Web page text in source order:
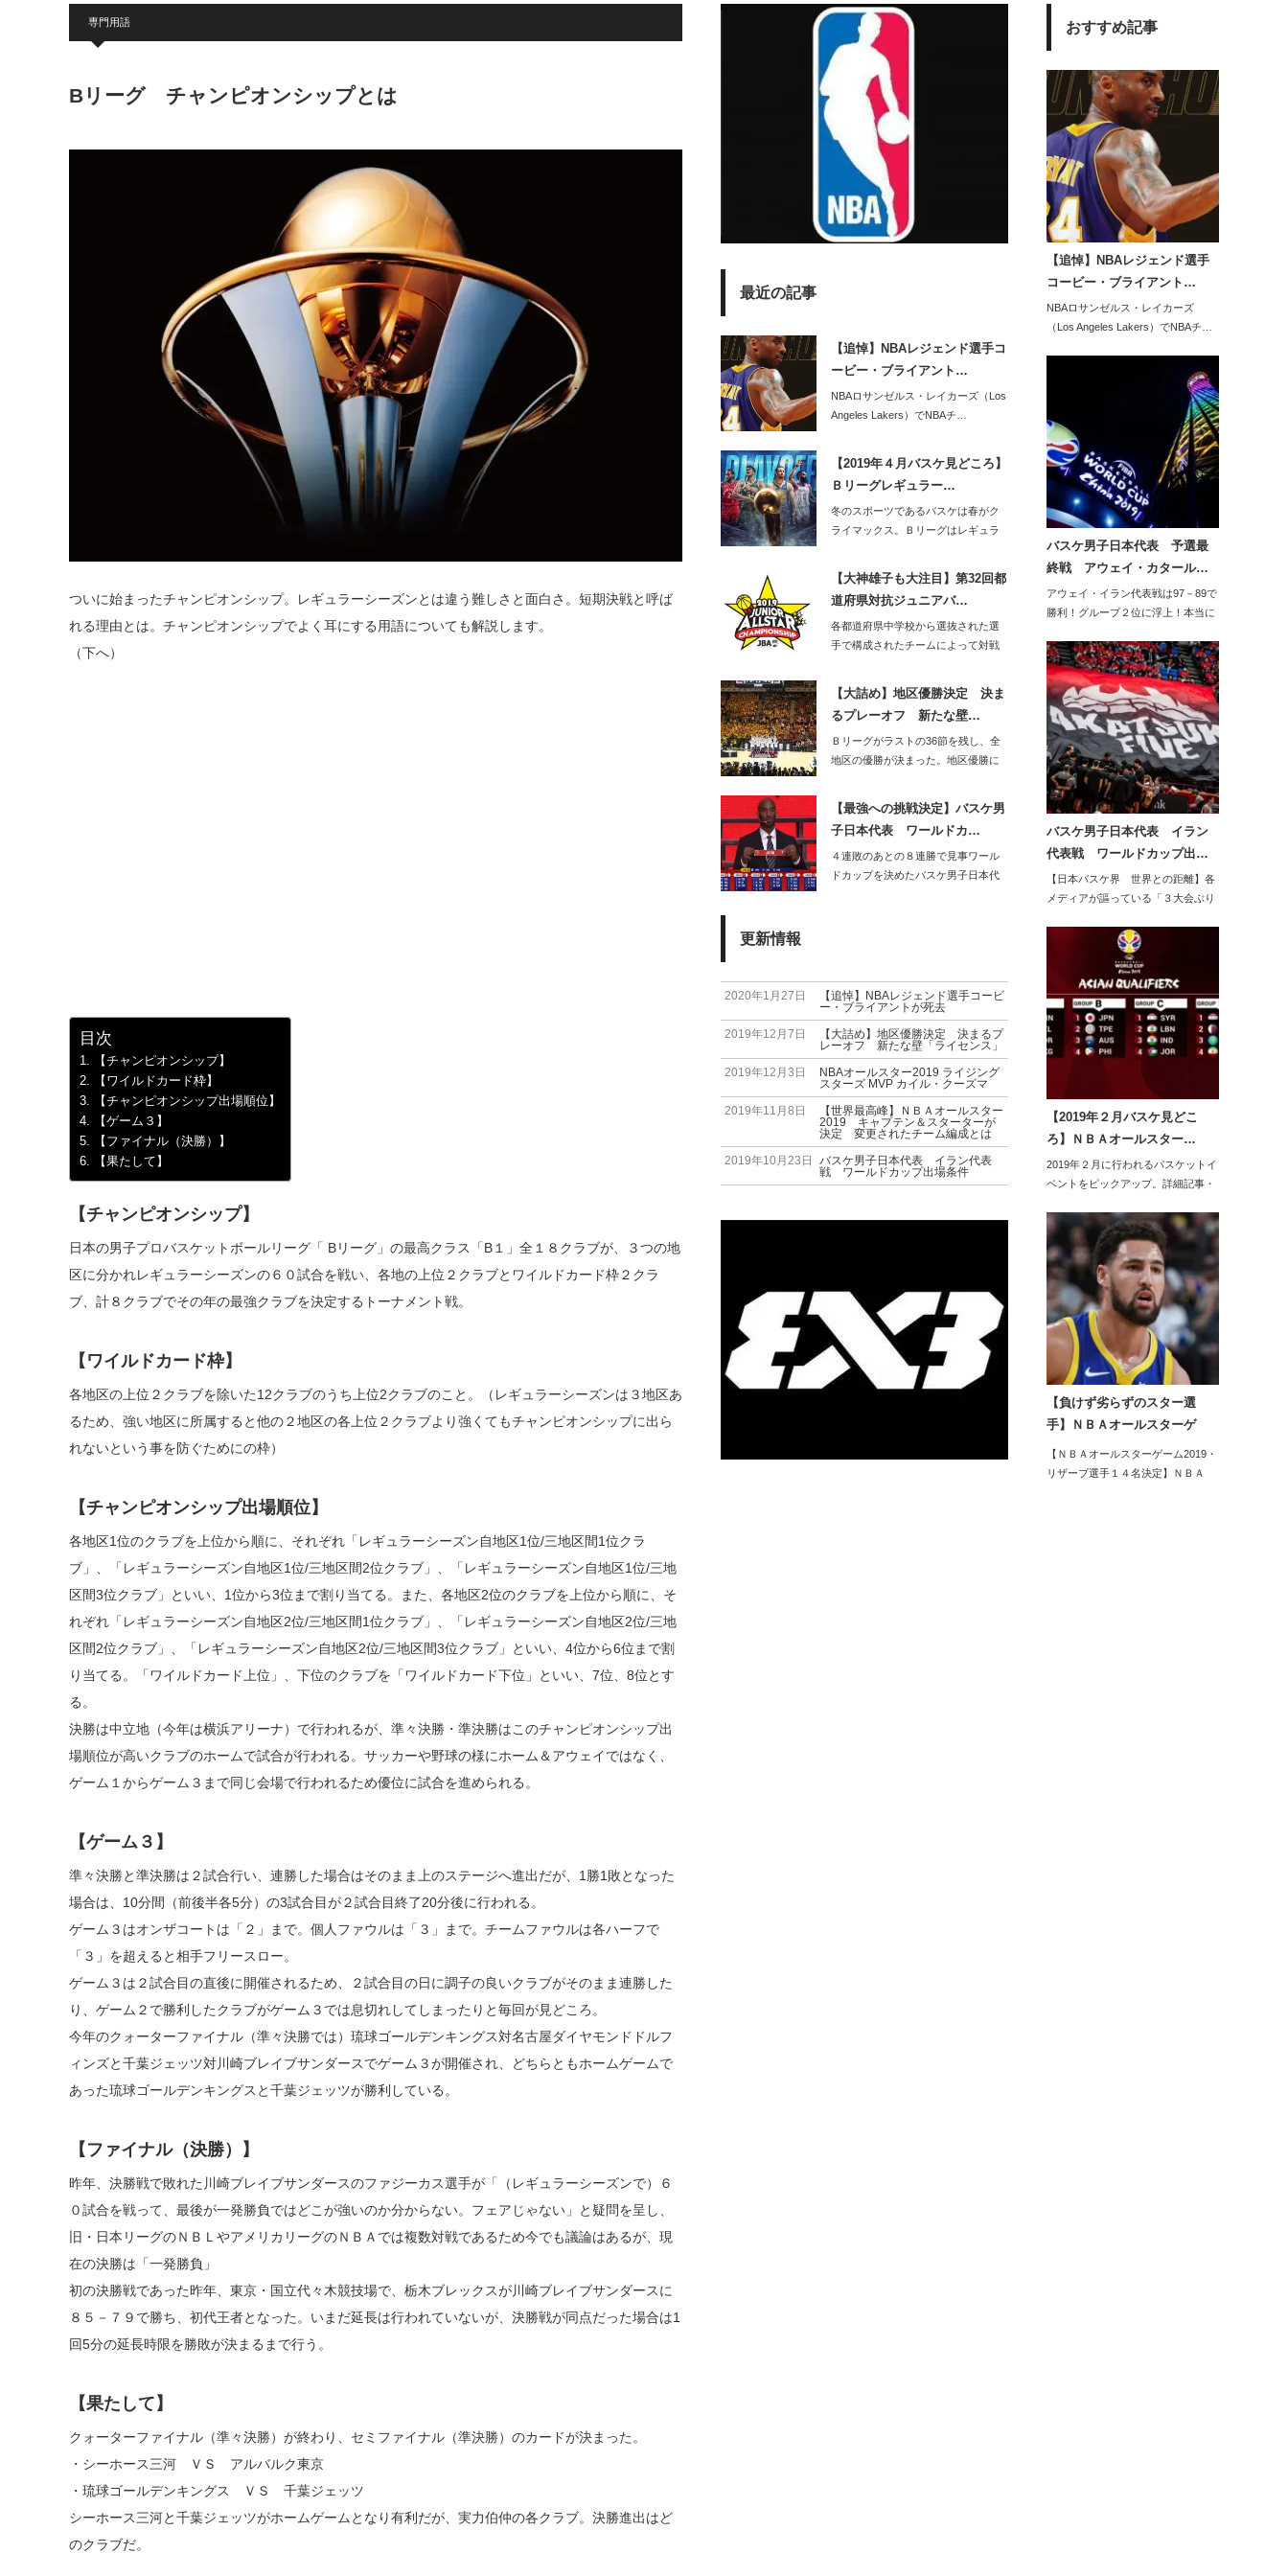
専門用語
Bリーグ チャンピオンシップとは
ついに始まったチャンピオンシップ。レギュラーシーズンとは違う難しさと面白さ。短期決戦と呼ば
れる理由とは。チャンピオンシップでよく耳にする用語についても解説します。
（下へ）
目次
【チャンピオンシップ】
【ワイルドカード枠】
【チャンピオンシップ出場順位】
【ゲーム３】
【ファイナル（決勝）】
【果たして】
【チャンピオンシップ】
日本の男子プロバスケットボールリーグ「 Bリーグ」の最高クラス「B１」全１８クラブが、３つの地
区に分かれレギュラーシーズンの６０試合を戦い、各地の上位２クラブとワイルドカード枠２クラ
ブ、計８クラブでその年の最強クラブを決定するトーナメント戦。
【ワイルドカード枠】
各地区の上位２クラブを除いた12クラブのうち上位2クラブのこと。（レギュラーシーズンは３地区あ
るため、強い地区に所属すると他の２地区の各上位２クラブより強くてもチャンピオンシップに出ら
れないという事を防ぐためにの枠）
【チャンピオンシップ出場順位】
各地区1位のクラブを上位から順に、それぞれ「レギュラーシーズン自地区1位/三地区間1位クラ
ブ」、「レギュラーシーズン自地区1位/三地区間2位クラブ」、「レギュラーシーズン自地区1位/三地
区間3位クラブ」といい、1位から3位まで割り当てる。また、各地区2位のクラブを上位から順に、そ
れぞれ「レギュラーシーズン自地区2位/三地区間1位クラブ」、「レギュラーシーズン自地区2位/三地
区間2位クラブ」、「レギュラーシーズン自地区2位/三地区間3位クラブ」といい、4位から6位まで割
り当てる。「ワイルドカード上位」、下位のクラブを「ワイルドカード下位」といい、7位、8位とす
る。
決勝は中立地（今年は横浜アリーナ）で行われるが、準々決勝・準決勝はこのチャンピオンシップ出
場順位が高いクラブのホームで試合が行われる。サッカーや野球の様にホーム＆アウェイではなく、
ゲーム１からゲーム３まで同じ会場で行われるため優位に試合を進められる。
【ゲーム３】
準々決勝と準決勝は２試合行い、連勝した場合はそのまま上のステージへ進出だが、1勝1敗となった
場合は、10分間（前後半各5分）の3試合目が２試合目終了20分後に行われる。
ゲーム３はオンザコートは「２」まで。個人ファウルは「３」まで。チームファウルは各ハーフで
「３」を超えると相手フリースロー。
ゲーム３は２試合目の直後に開催されるため、２試合目の日に調子の良いクラブがそのまま連勝した
り、ゲーム２で勝利したクラブがゲーム３では息切れしてしまったりと毎回が見どころ。
今年のクォーターファイナル（準々決勝では）琉球ゴールデンキングス対名古屋ダイヤモンドドルフ
ィンズと千葉ジェッツ対川崎ブレイブサンダースでゲーム３が開催され、どちらともホームゲームで
あった琉球ゴールデンキングスと千葉ジェッツが勝利している。
【ファイナル（決勝）】
昨年、決勝戦で敗れた川崎ブレイブサンダースのファジーカス選手が「（レギュラーシーズンで）６
０試合を戦って、最後が一発勝負ではどこが強いのか分からない。フェアじゃない」と疑問を呈し、
旧・日本リーグのＮＢＬやアメリカリーグのＮＢＡでは複数対戦であるため今でも議論はあるが、現
在の決勝は「一発勝負」
初の決勝戦であった昨年、東京・国立代々木競技場で、栃木ブレックスが川崎ブレイブサンダースに
８５－７９で勝ち、初代王者となった。いまだ延長は行われていないが、決勝戦が同点だった場合は1
回5分の延長時限を勝敗が決まるまで行う。
【果たして】
クォーターファイナル（準々決勝）が終わり、セミファイナル（準決勝）のカードが決まった。
・シーホース三河 ＶＳ アルバルク東京
・琉球ゴールデンキングス ＶＳ 千葉ジェッツ
シーホース三河と千葉ジェッツがホームゲームとなり有利だが、実力伯仲の各クラブ。決勝進出はど
のクラブだ。
最近の記事
【追悼】NBAレジェンド選手コ
ービー・ブライアント…
NBAロサンゼルス・レイカーズ（Los
Angeles Lakers）でNBAチ…
【2019年４月バスケ見どころ】
Ｂリーグレギュラー…
冬のスポーツであるバスケは春がク
ライマックス。Ｂリーグはレギュラ
【大神雄子も大注目】第32回都
道府県対抗ジュニアバ…
各都道府県中学校から選抜された選
手で構成されたチームによって対戦
【大詰め】地区優勝決定 決ま
るプレーオフ 新たな壁…
Ｂリーグがラストの36節を残し、全
地区の優勝が決まった。地区優勝に
【最強への挑戦決定】バスケ男
子日本代表 ワールドカ…
４連敗のあとの８連勝で見事ワール
ドカップを決めたバスケ男子日本代
更新情報
2020年1月27日
【追悼】NBAレジェンド選手コービ
ー・ブライアントが死去
2019年12月7日
【大詰め】地区優勝決定 決まるプ
レーオフ 新たな壁「ライセンス」
2019年12月3日
NBAオールスター2019 ライジング
スターズ MVP カイル・クーズマ
2019年11月8日
【世界最高峰】ＮＢＡオールスター
2019 キャプテン＆スターターが
決定 変更されたチーム編成とは
2019年10月23日
バスケ男子日本代表 イラン代表
戦 ワールドカップ出場条件
おすすめ記事
【追悼】NBAレジェンド選手
コービー・ブライアント…
NBAロサンゼルス・レイカーズ
（Los Angeles Lakers）でNBAチ…
バスケ男子日本代表 予選最
終戦 アウェイ・カタール…
アウェイ・イラン代表戦は97－89で
勝利！グループ２位に浮上！本当に
バスケ男子日本代表 イラン
代表戦 ワールドカップ出…
【日本バスケ界 世界との距離】各
メディアが謳っている「３大会ぶり
【2019年２月バスケ見どこ
ろ】ＮＢＡオールスター…
2019年２月に行われるバスケットイ
ベントをピックアップ。詳細記事・
【負けず劣らずのスター選
手】ＮＢＡオールスターゲ
ー…
【ＮＢＡオールスターゲーム2019・
リザーブ選手１４名決定】ＮＢＡ